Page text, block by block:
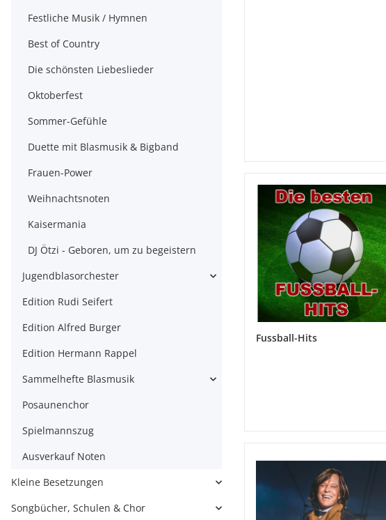
Fussball-Hits
Festliche Musik / Hymnen
Best of Country
Die schönsten Liebeslieder
Oktoberfest
Sommer-Gefühle
Duette mit Blasmusik & Bigband
Frauen-Power
Weihnachtsnoten
Kaisermania
DJ Ötzi - Geboren, um zu begeistern
Jugendblasorchester
Edition Rudi Seifert
Edition Alfred Burger
Edition Hermann Rappel
Sammelhefte Blasmusik
Posaunenchor
Spielmannszug
Ausverkauf Noten
Kleine Besetzungen
Songbücher, Schulen & Chor